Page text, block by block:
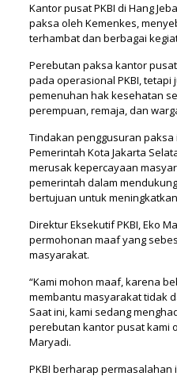
Kantor pusat PKBI di Hang
paksa oleh Kemenkes,
terhambat dan berbagai
Perebutan paksa kantor
pada operasional PKBI, tetapi
pemenuhan hak kesehatan
perempuan, remaja, dan
Tindakan penggusuran
Pemerintah Kota Jakarta
merusak kepercayaan
pemerintah dalam
bertujuan untuk
Direktur Eksekutif PKBI, Eko
permohonan maaf yang
masyarakat.
“Kami mohon maaf, karena
membantu masyarakat tidak
Saat ini, kami sedang
perebutan kantor pusat kami
Maryadi.
PKBI berharap